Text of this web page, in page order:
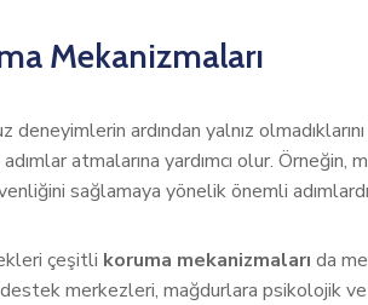
Mekanizmaları
deneyimlerin ardından yalnız
atmalarına yardımcı olur. Örneğin,
sağlamaya yönelik önemli
çeşitli koruma mekanizmaları da
merkezleri, mağdurlara psikolojik ve